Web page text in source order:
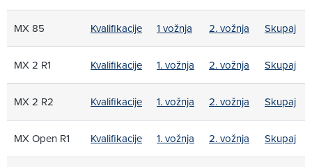
MX 85 Kvalifikacije 1 vožnja 2. vožnja Skupaj
MX 2 R1 Kvalifikacije 1. vožnja 2. vožnja Skupaj
MX 2 R2 Kvalifikacije 1. vožnja 2. vožnja Skupaj
MX Open R1 Kvalifikacije 1. vožnja 2. vožnja Skupaj